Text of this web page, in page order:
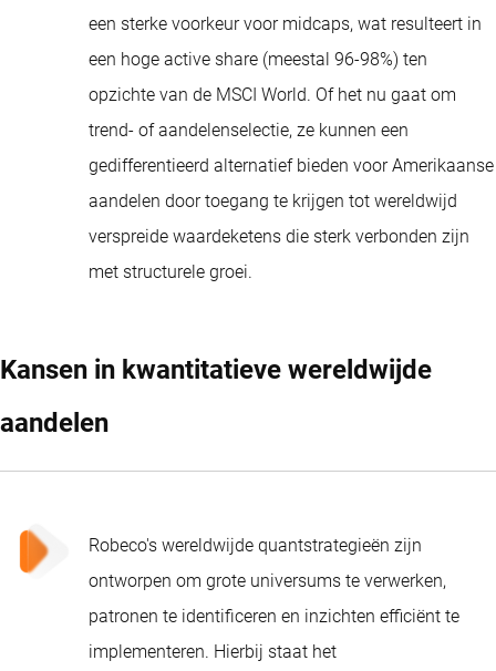
een sterke voorkeur voor midcaps, wat resulteert in
een hoge active share (meestal 96-98%) ten
opzichte van de MSCI World. Of het nu gaat om
trend- of aandelenselectie, ze kunnen een
gedifferentieerd alternatief bieden voor Amerikaanse
aandelen door toegang te krijgen tot wereldwijd
verspreide waardeketens die sterk verbonden zijn
met structurele groei.
Kansen in kwantitatieve wereldwijde
aandelen
Robeco's wereldwijde quantstrategieën zijn
ontworpen om grote universums te verwerken,
patronen te identificeren en inzichten efficiënt te
implementeren. Hierbij staat het